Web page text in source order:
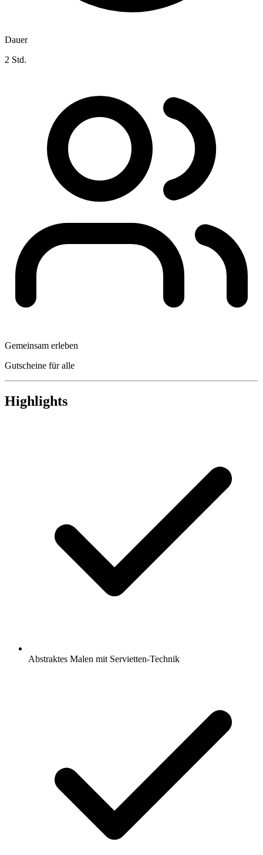
Dauer
2 Std.
Gemeinsam erleben
Gutscheine für alle
Highlights
Abstraktes Malen mit Servietten-Technik